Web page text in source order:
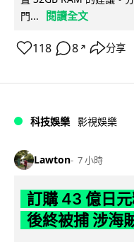
門...
閱讀全文
118 8 ↗ 分享
科技娛樂 影視娛樂
Lawton 7 小時
訂購 43 億日
後終被捕 涉海